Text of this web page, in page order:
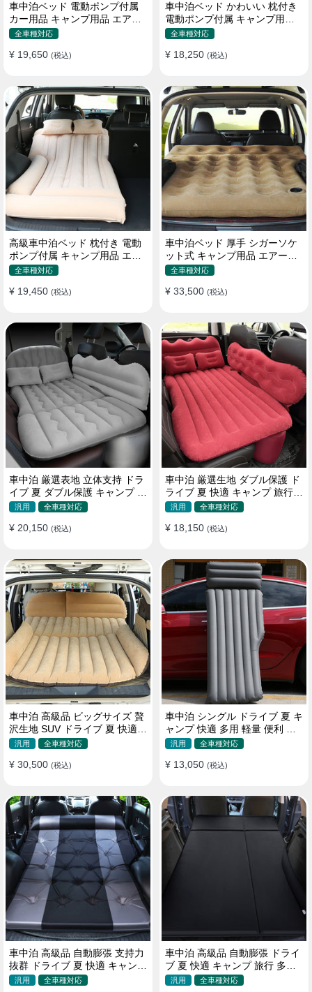
車中泊ベッド 電動ポンプ付属
カー用品 キャンプ用品 エアー
ベッド SUV車 普通車適用
全車種対応
¥ 19,650 (税込)
車中泊ベッド かわいい 枕付き
電動ポンプ付属 キャンプ用品
全車種対応
¥ 18,250 (税込)
高級車中泊ベッド 枕付き 電動
ポンプ付属 キャンプ用品 エア
ーベッド 普通車 SUV
全車種対応
¥ 19,450 (税込)
車中泊ベッド 厚手 シガーソケ
ット式 キャンプ用品 エアーベ
ッド 収納袋付き 普通車 SUV適
全車種対応
¥ 33,500 (税込)
車中泊 厳選表地 立体支持 ドラ
イブ 夏 ダブル保護 キャンプ 旅
行 収納便利 取付簡単 全車種 エ
汎用 全車種対応
¥ 20,150 (税込)
車中泊 厳選生地 ダブル保護 ド
ライブ 夏 快適 キャンプ 旅行
収納便利 全車種 多色 エアーベ
汎用 全車種対応
¥ 18,150 (税込)
車中泊 高級品 ビッグサイズ 贅
沢生地 SUV ドライブ 夏 快適
キャンプ 旅行 収納便利 エアー
汎用 全車種対応
¥ 30,500 (税込)
車中泊 シングル ドライブ 夏 キ
ャンプ 快適 多用 軽量 便利 省
スペース 旅行 エアーベッド
汎用 全車種対応
¥ 13,050 (税込)
車中泊 高級品 自動膨張 支持力
抜群 ドライブ 夏 快適 キャンプ
旅行 省スペース エアーベッド
汎用 全車種対応
車中泊 高級品 自動膨張 ドライ
ブ 夏 快適 キャンプ 旅行 多用
取付簡単 収納便利 エアーベッ
汎用 全車種対応